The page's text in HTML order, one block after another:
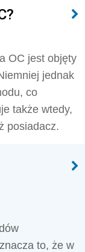
OC jest objęty
jednak
co
także wtedy,
posiadacz.
to, że w